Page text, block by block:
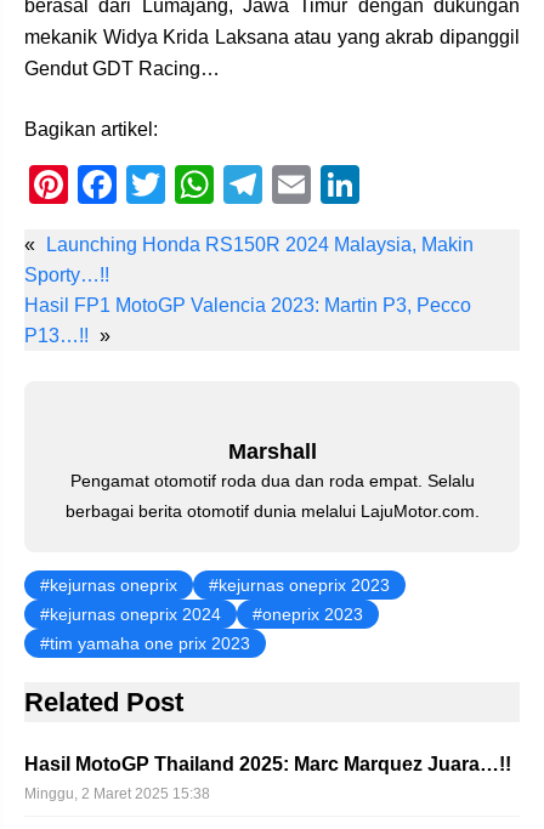
berasal dari Lumajang, Jawa Timur dengan dukungan
mekanik Widya Krida Laksana atau yang akrab dipanggil
Gendut GDT Racing…
Bagikan artikel:
Pi
er
e
st
F
c
e
T
tt
er
W
at
s
T
e
gr
E
ail k
e
«
Launching Honda RS150R 2024 Malaysia, Makin
Sporty…!!
Hasil FP1 MotoGP Valencia 2023: Martin P3, Pecco
P13…!! »
Marshall
Pengamat otomotif roda dua dan roda empat. Selalu
berbagai berita otomotif dunia melalui LajuMotor.com.
kejurnas oneprix
kejurnas oneprix 2023
kejurnas oneprix 2024
oneprix 2023
tim yamaha one prix 2023
Related Post
Hasil MotoGP Thailand 2025: Marc Marquez Juara…!!
Minggu, 2 Maret 2025 15:38